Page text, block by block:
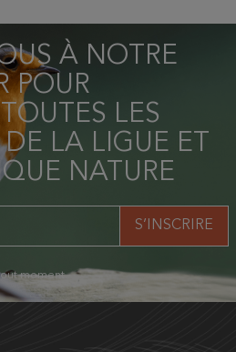
À NOTRE
POUR
LES
LA LIGUE ET
NATURE
moment.